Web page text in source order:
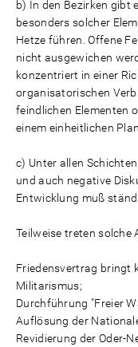
In den Bezirken gibt
besonders solcher
Hetze führen. Offene
nicht ausgewichen
konzentriert in einer
organisatorischen
feindlichen Elementen
einem einheitlichen Plan.
Unter allen
und auch negative
Entwicklung muß
Teilweise treten solche
Friedensvertrag bringt
Militarismus;
Durchführung "Freier
Auflösung der
Revidierung der Oder-